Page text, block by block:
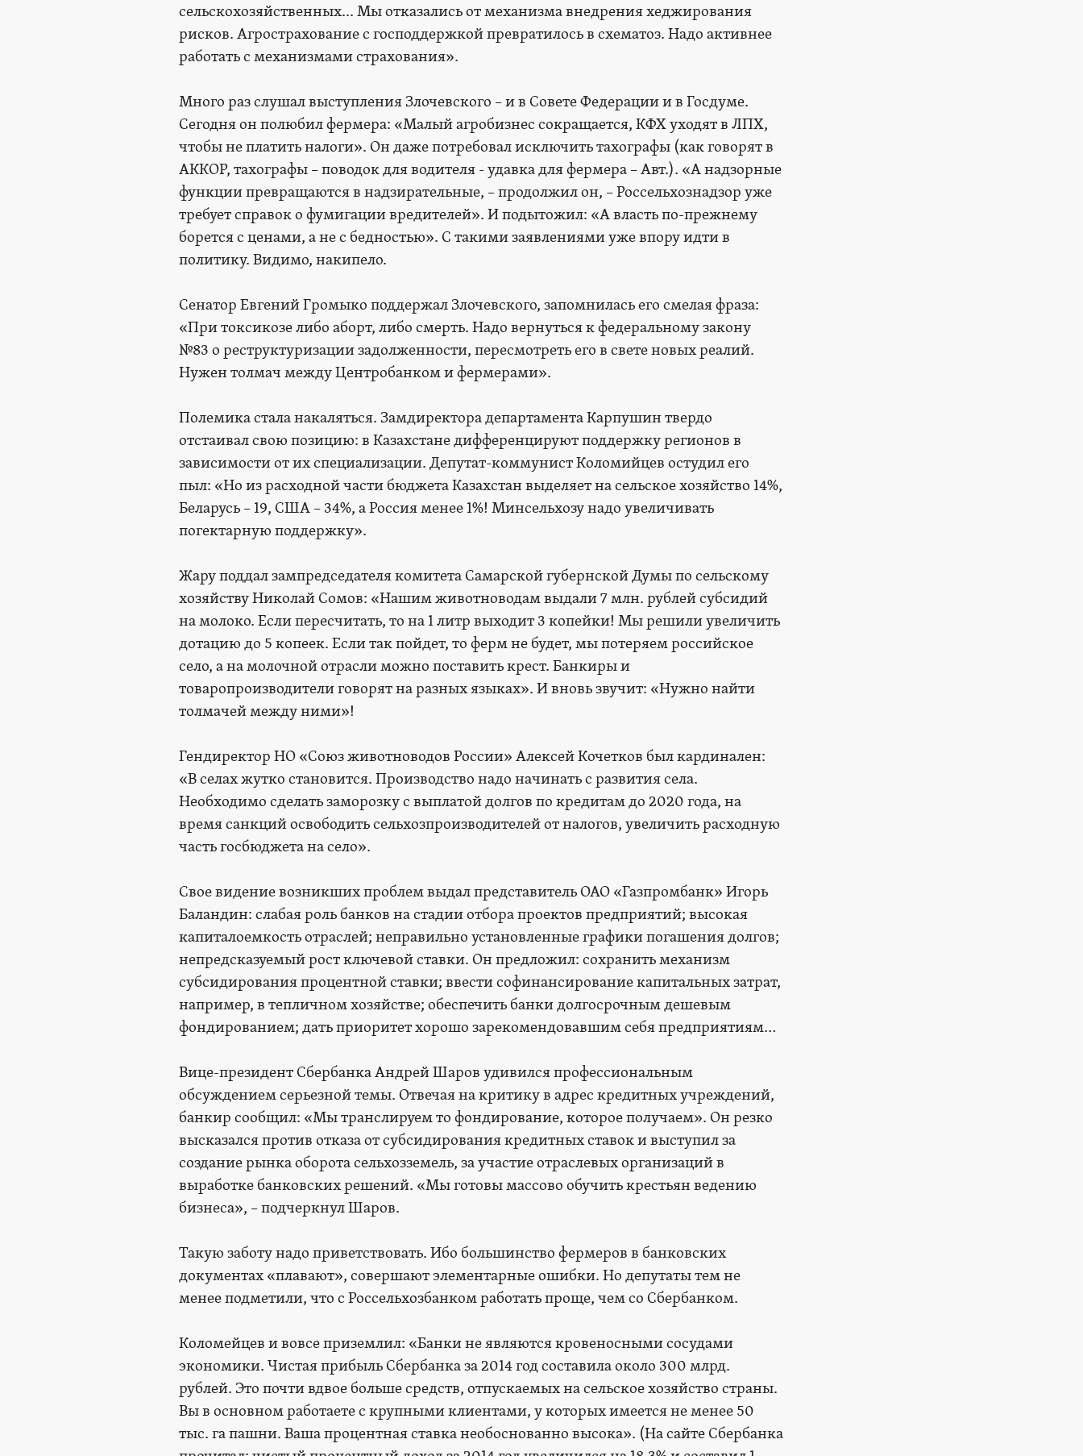
сельскохозяйственных... Мы отказались от механизма внедрения хеджирования
рисков. Агрострахование с господдержкой превратилось в схематоз. Надо активнее
работать с механизмами страхования».
Много раз слушал выступления Злочевского – и в Совете Федерации и в Госдуме.
Сегодня он полюбил фермера: «Малый агробизнес сокращается, КФХ уходят в ЛПХ,
чтобы не платить налоги». Он даже потребовал исключить тахографы (как говорят в
АККОР, тахографы – поводок для водителя - удавка для фермера – Авт.). «А надзорные
функции превращаются в надзирательные, – продолжил он, – Россельхознадзор уже
требует справок о фумигации вредителей». И подытожил: «А власть по-прежнему
борется с ценами, а не с бедностью». С такими заявлениями уже впору идти в
политику. Видимо, накипело.
Сенатор Евгений Громыко поддержал Злочевского, запомнилась его смелая фраза:
«При токсикозе либо аборт, либо смерть. Надо вернуться к федеральному закону
№83 о реструктуризации задолженности, пересмотреть его в свете новых реалий.
Нужен толмач между Центробанком и фермерами».
Полемика стала накаляться. Замдиректора департамента Карпушин твердо
отстаивал свою позицию: в Казахстане дифференцируют поддержку регионов в
зависимости от их специализации. Депутат-коммунист Коломийцев остудил его
пыл: «Но из расходной части бюджета Казахстан выделяет на сельское хозяйство 14%,
Беларусь – 19, США – 34%, а Россия менее 1%! Минсельхозу надо увеличивать
погектарную поддержку».
Жару поддал зампредседателя комитета Самарской губернской Думы по сельскому
хозяйству Николай Сомов: «Нашим животноводам выдали 7 млн. рублей субсидий
на молоко. Если пересчитать, то на 1 литр выходит 3 копейки! Мы решили увеличить
дотацию до 5 копеек. Если так пойдет, то ферм не будет, мы потеряем российское
село, а на молочной отрасли можно поставить крест. Банкиры и
товаропроизводители говорят на разных языках». И вновь звучит: «Нужно найти
толмачей между ними»!
Гендиректор НО «Союз животноводов России» Алексей Кочетков был кардинален:
«В селах жутко становится. Производство надо начинать с развития села.
Необходимо сделать заморозку с выплатой долгов по кредитам до 2020 года, на
время санкций освободить сельхозпроизводителей от налогов, увеличить расходную
часть госбюджета на село».
Свое видение возникших проблем выдал представитель ОАО «Газпромбанк» Игорь
Баландин: слабая роль банков на стадии отбора проектов предприятий; высокая
капиталоемкость отраслей; неправильно установленные графики погашения долгов;
непредсказуемый рост ключевой ставки. Он предложил: сохранить механизм
субсидирования процентной ставки; ввести софинансирование капитальных затрат,
например, в тепличном хозяйстве; обеспечить банки долгосрочным дешевым
фондированием; дать приоритет хорошо зарекомендовавшим себя предприятиям…
Вице-президент Сбербанка Андрей Шаров удивился профессиональным
обсуждением серьезной темы. Отвечая на критику в адрес кредитных учреждений,
банкир сообщил: «Мы транслируем то фондирование, которое получаем». Он резко
высказался против отказа от субсидирования кредитных ставок и выступил за
создание рынка оборота сельхозземель, за участие отраслевых организаций в
выработке банковских решений. «Мы готовы массово обучить крестьян ведению
бизнеса», – подчеркнул Шаров.
Такую заботу надо приветствовать. Ибо большинство фермеров в банковских
документах «плавают», совершают элементарные ошибки. Но депутаты тем не
менее подметили, что с Россельхозбанком работать проще, чем со Сбербанком.
Коломейцев и вовсе приземлил: «Банки не являются кровеносными сосудами
экономики. Чистая прибыль Сбербанка за 2014 год составила около 300 млрд.
рублей. Это почти вдвое больше средств, отпускаемых на сельское хозяйство страны.
Вы в основном работаете с крупными клиентами, у которых имеется не менее 50
тыс. га пашни. Ваша процентная ставка необоснованно высока». (На сайте Сбербанка